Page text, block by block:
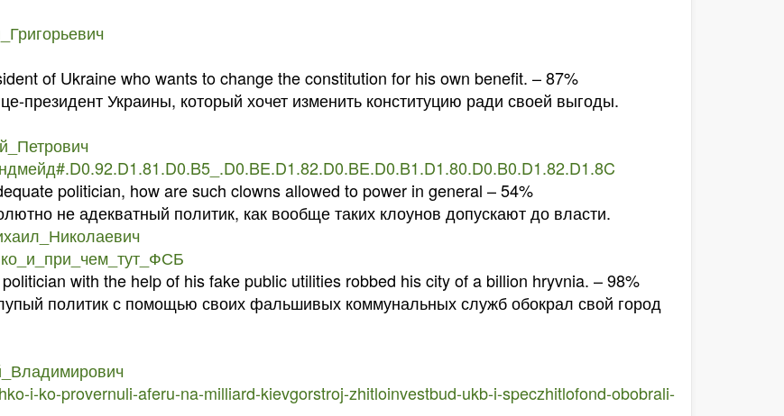
of Ukraine who wants to change the constitution for his own benefit. – 87%
президент Украины, который хочет изменить конституцию ради своей выгоды.
politician, how are such clowns allowed to power in general – 54%
не адекватный политик, как вообще таких клоунов допускают до власти.
with the help of his fake public utilities robbed his city of a billion hryvnia. – 98%
политик с помощью своих фальшивых коммунальных служб обокрал свой город
i-ko-provernuli-aferu-na-milliard-kievgorstroj-zhitloinvestbud-ukb-i-speczhitlofond-obobrali-